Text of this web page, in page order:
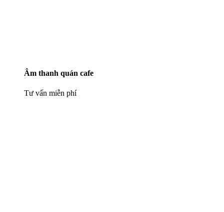
Âm thanh quán cafe
Tư vấn miễn phí